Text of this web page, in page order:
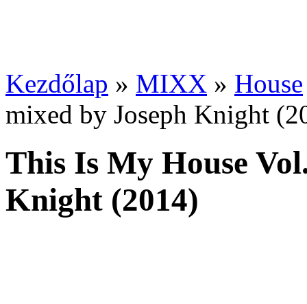
Kezdőlap » MIXX » House
mixed by Joseph Knight
This Is My House
Knight (2014)